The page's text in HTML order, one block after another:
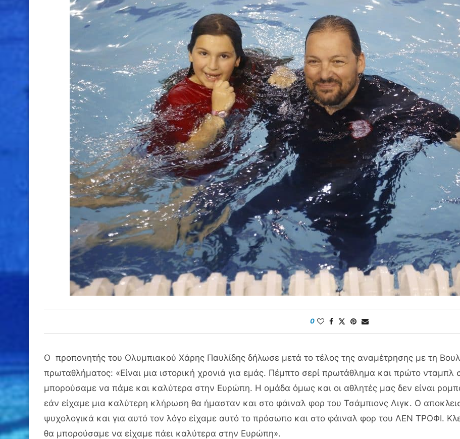
0
Ο προπονητής του Ολυμπιακού Χάρης Παυλίδης δήλωσε μετά το τέλος της αναμέτρησης με τη
πρωταθλήματος: «Είναι μια ιστορική χρονιά για εμάς. Πέμπτο σερί πρωτάθλημα και πρώτο νταμπλ
μπορούσαμε να πάμε και καλύτερα στην Ευρώπη. Η ομάδα όμως και οι αθλητές μας δεν είναι
εάν είχαμε μια καλύτερη κλήρωση θα ήμασταν και στο φάιναλ φορ του Τσάμπιονς Λιγκ. Ο
ψυχολογικά και για αυτό τον λόγο είχαμε αυτό το πρόσωπο και στο φάιναλ φορ του ΛΕΝ ΤΡΟΦΙ.
θα μπορούσαμε να είχαμε πάει καλύτερα στην Ευρώπη».